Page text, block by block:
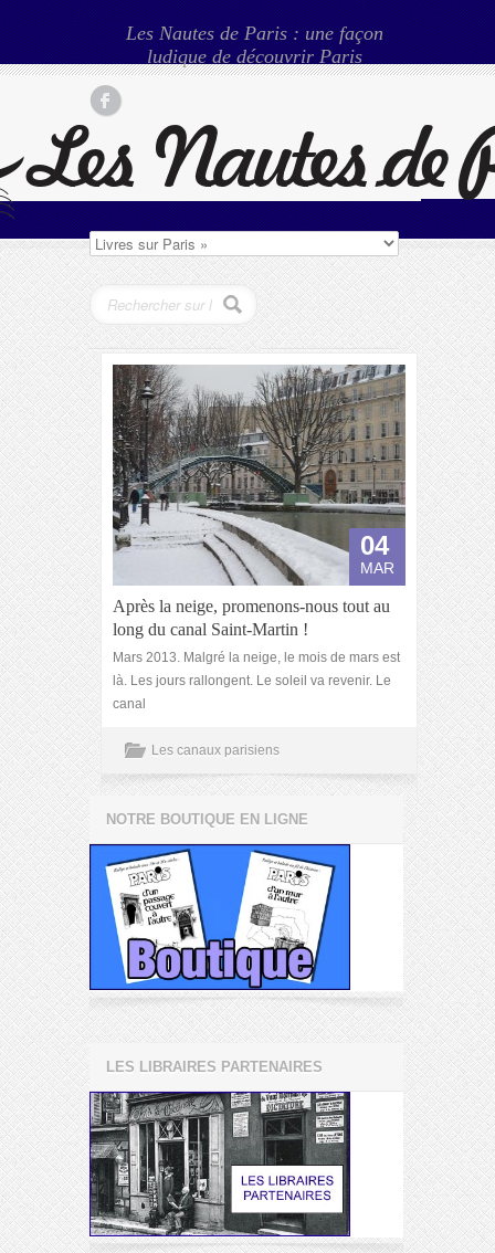
Les Nautes de Paris : une façon
ludique de découvrir Paris
04
MAR
Après la neige, promenons-nous tout au
long du canal Saint-Martin !
Mars 2013. Malgré la neige, le mois de mars est
là. Les jours rallongent. Le soleil va revenir. Le
canal
Les canaux parisiens
NOTRE BOUTIQUE EN LIGNE
LES LIBRAIRES PARTENAIRES